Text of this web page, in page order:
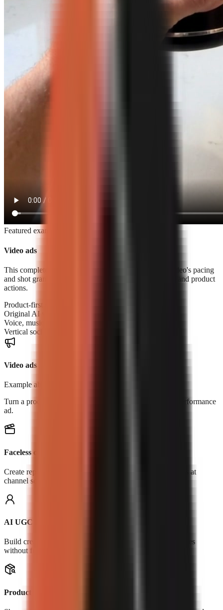
Featured example
Video ads
This complete product ad was built from a reference video's pacing
and shot grammar using original footage, voice, music, and product
actions.
Product-first storytelling
Original AI video scenes
Voice, music, and sound design
Vertical social-ready export
Video ads
Example above
Turn a product, URL, or reference clip into an original performance
ad.
Faceless channels
Create repeatable Shorts, explainers, stories, and list videos at
channel scale.
AI UGC
Build creator-led hooks, testimonials, and product-use scenes
without filming.
Product demos